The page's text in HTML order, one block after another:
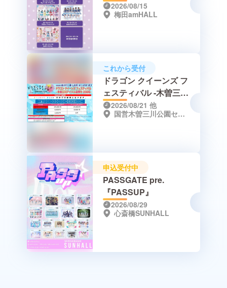
2026/08/15
梅田amHALL
これから受付
ドラゴン クイーンズ フ
ェスティバル -木曽三川
アイドル夏祭り2026
2026/08/21 他
国営木曽三川公園センター（岐阜県海津市海津町油島255-3）
申込受付中
PASSGATE pre.
『PASSUP』
2026/08/29
心斎橋SUNHALL